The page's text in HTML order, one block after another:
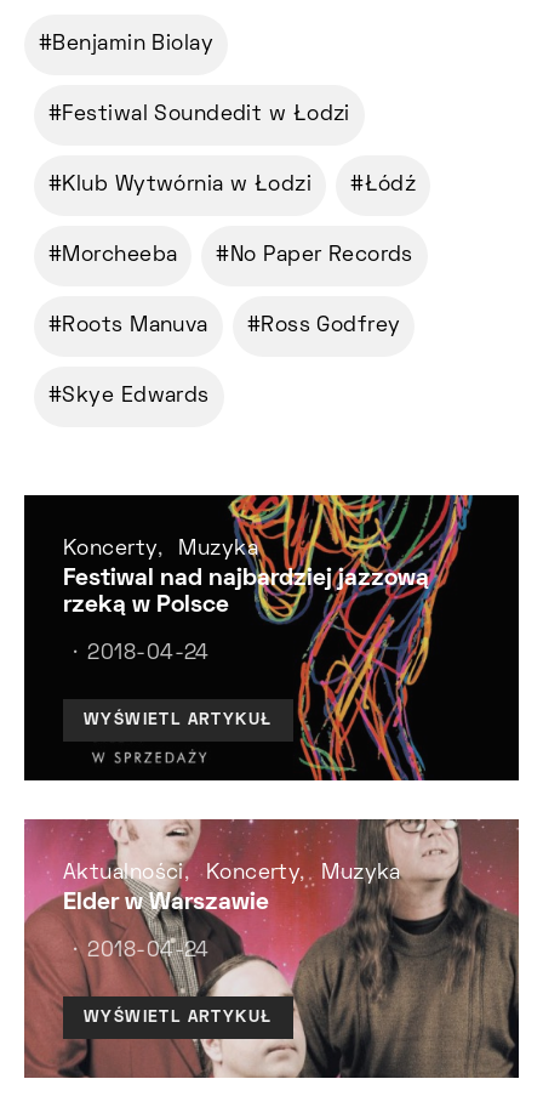
Benjamin Biolay
Festiwal Soundedit w Łodzi
Klub Wytwórnia w Łodzi Łódź
Morcheeba No Paper Records
Roots Manuva Ross Godfrey
Skye Edwards
Koncerty Muzyka
Festiwal nad najbardziej jazzową
rzeką w Polsce
2018-04-24
WYŚWIETL ARTYKUŁ
Aktualności Koncerty Muzyka
Elder w Warszawie
2018-04-24
WYŚWIETL ARTYKUŁ